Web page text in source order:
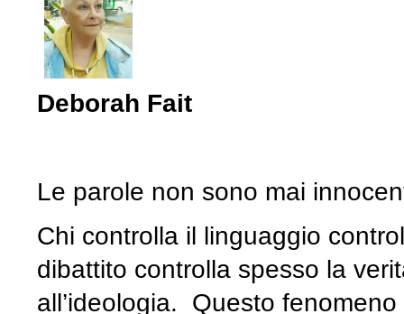
Deborah Fait
Le parole non sono mai
Chi controlla il linguaggio
dibattito controlla spesso la
all’ideologia. Questo